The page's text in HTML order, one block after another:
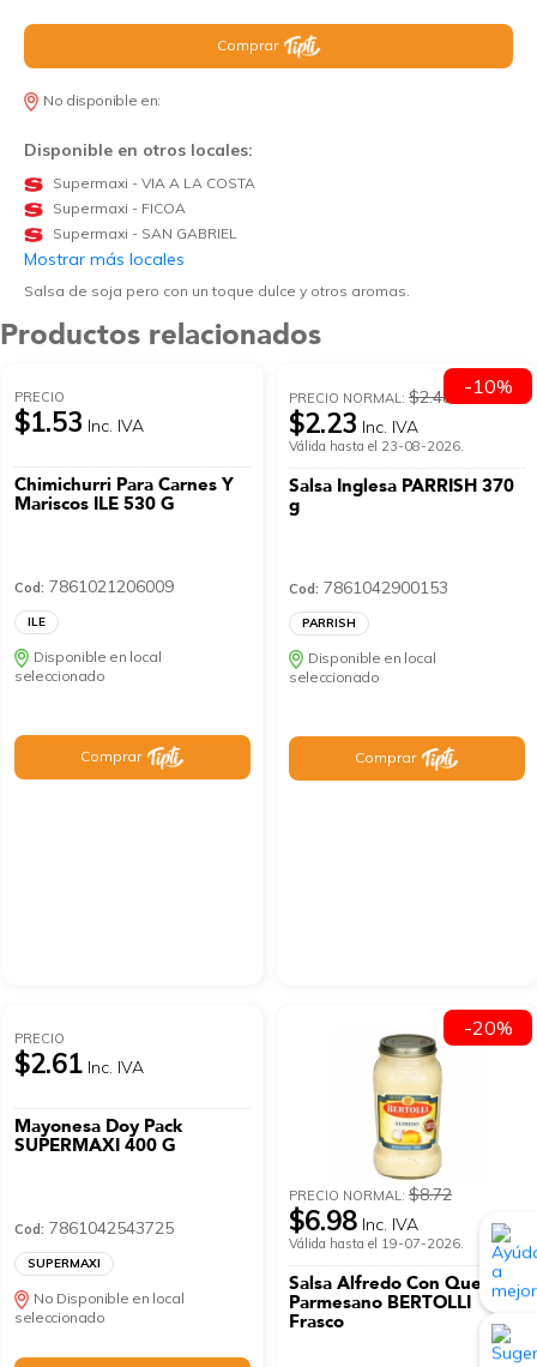
Comprar
No disponible en:
Disponible en otros locales:
Supermaxi - VIA A LA COSTA
Supermaxi - FICOA
Supermaxi - SAN GABRIEL
Mostrar más locales
Salsa de soja pero con un toque dulce y otros aromas.
Productos relacionados
PRECIO
$1.53 Inc. IVA
Chimichurri Para Carnes Y
Mariscos ILE 530 G
Cod: 7861021206009
ILE
Disponible en local
seleccionado
Comprar
PRECIO NORMAL:$2.48
$2.23 Inc. IVA
Válida hasta el 23-08-2026.
Salsa Inglesa PARRISH 370
g
Cod: 7861042900153
PARRISH
Disponible en local
seleccionado
Comprar
-10%
PRECIO
$2.61 Inc. IVA
Mayonesa Doy Pack
SUPERMAXI 400 G
Cod: 7861042543725
SUPERMAXI
No Disponible en local
seleccionado
PRECIO NORMAL:$8.72
$6.98 Inc. IVA
Válida hasta el 19-07-2026.
Salsa Alfredo Con Queso
Parmesano BERTOLLI
Frasco
-20%